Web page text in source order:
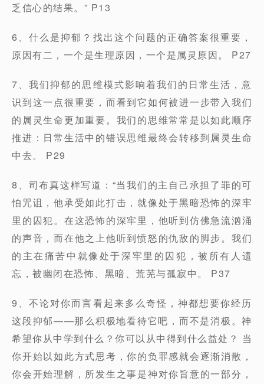
乏信心的结果。” P13
6、什么是抑郁？找出这个问题的正确答案很重要，
原因有二，一个是生理原因，一个是属灵原因。 P27
7、我们抑郁的思维模式影响着我们的日常生活，意
识到这一点很重要，而看到它如何被进一步带入我们
的属灵生命更加重要。我们的思维常常是以如此顺序
推进：日常生活中的错误思维最终会转移到属灵生命
中去。 P29
8、司布真这样写道：“当我们的主自己承担了罪的可
怕咒诅，他承受如此打击，就像处于黑暗恐怖的深牢
里的囚犯。在这恐怖的深牢里，他听到仿佛急流汹涌
的声音，而在他之上他听到愤怒的仇敌的脚步。我们
的主在痛苦中就像处于深牢里的囚犯，被所有人遗
忘，被幽闭在恐怖、黑暗、荒芜与孤寂中。 P37
9、不论对你而言看起来多么奇怪，神都想要你经历
这段抑郁——那么积极地看待它吧，而不是消极。神
希望你从中学到什么？你可以从中得到什么益处？ 当
你开始以如此方式思考，你的负罪感就会逐渐消散，
你会开始理解，所发生之事是神对你旨意的一部分，